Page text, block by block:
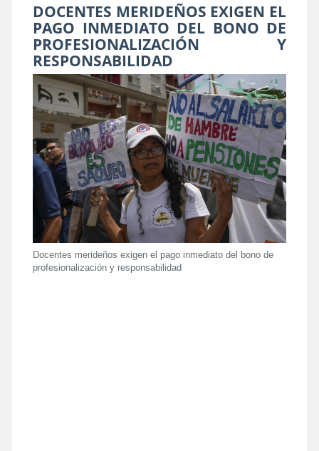
DOCENTES MERIDEÑOS EXIGEN EL
PAGO INMEDIATO DEL BONO DE
PROFESIONALIZACIÓN Y
RESPONSABILIDAD
Docentes merideños exigen el pago inmediato del bono de
profesionalización y responsabilidad